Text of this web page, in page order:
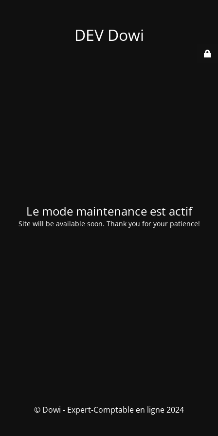
DEV Dowi
Le mode maintenance est actif
Site will be available soon. Thank you for your patience!
© Dowi - Expert-Comptable en ligne 2024